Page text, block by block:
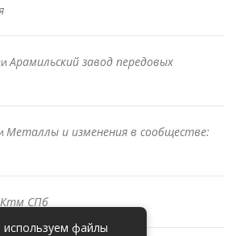
Арамильский завод передовых
Металлы и изменения в сообществе:
Ктм СПб
файлы